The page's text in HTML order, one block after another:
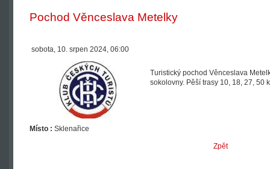
Pochod Věnceslava Metelky
sobota, 10. srpen 2024, 06:00
Turistický pochod Věnceslava
sokolovny. Pěší trasy 10, 18, 27, 50
Místo : Sklenařice
Zpět